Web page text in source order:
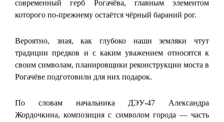
современный герб Рогачёва, главным элементом
которого по-прежнему остаётся чёрный бараний рог.
Вероятно, зная, как глубоко наши земляки чтут
традиции предков и с каким уважением относятся к
своим символам, планировщики реконструкции моста в
Рогачёве подготовили для них подарок.
По словам начальника ДЭУ-47 Александра
Жордочкина, композиция с символом города — часть